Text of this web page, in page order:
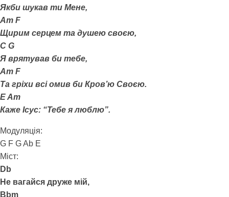
Якби шукав ти Мене,
Am F
Щирим серцем та душею своєю,
C G
Я врятував би тебе,
Am F
Та гріхи всі омив би Кров’ю Своєю.
E Am
Каже Ісус: “Тебе я люблю”.
Модуляція:
G F G Ab E
Міст:
Db
Не вагайся друже мій,
Bbm